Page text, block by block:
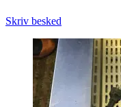
Skriv besked